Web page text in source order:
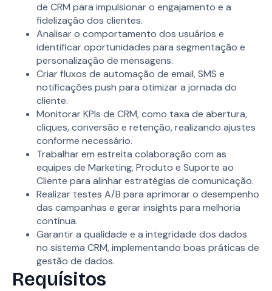
de CRM para impulsionar o engajamento e a
fidelização dos clientes.
Analisar o comportamento dos usuários e
identificar oportunidades para segmentação e
personalização de mensagens.
Criar fluxos de automação de email, SMS e
notificações push para otimizar a jornada do
cliente.
Monitorar KPIs de CRM, como taxa de abertura,
cliques, conversão e retenção, realizando ajustes
conforme necessário.
Trabalhar em estreita colaboração com as
equipes de Marketing, Produto e Suporte ao
Cliente para alinhar estratégias de comunicação.
Realizar testes A/B para aprimorar o desempenho
das campanhas e gerar insights para melhoria
contínua.
Garantir a qualidade e a integridade dos dados
no sistema CRM, implementando boas práticas de
gestão de dados.
Requísitos